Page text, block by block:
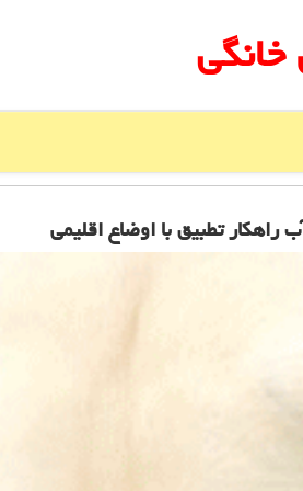
تطبیق با اوضاع اقلیمی